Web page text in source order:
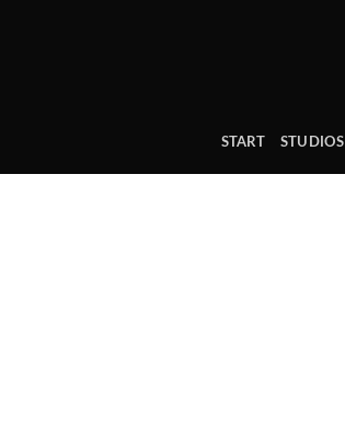
START STUDIOS